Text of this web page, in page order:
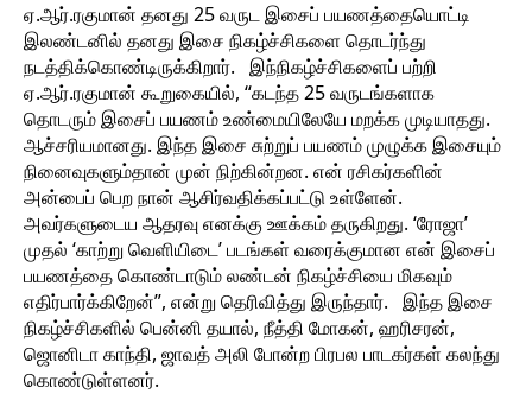
ஏ.ஆர்.ரகுமான் தனது 25 வருட இசைப் பயணத்தையொட்டி
இலண்டனில் தனது இசை நிகழ்ச்சிகளை தொடர்ந்து
நடத்திக்கொண்டிருக்கிறார். இந்நிகழ்ச்சிகளைப் பற்றி
ஏ.ஆர்.ரகுமான் கூறுகையில், “கடந்த 25 வருடங்களாக
தொடரும் இசைப் பயணம் உண்மையிலேயே மறக்க முடியாதது.
ஆச்சரியமானது. இந்த இசை சுற்றுப் பயணம் முழுக்க இசையும்
நினைவுகளும்தான் முன் நிற்கின்றன. என் ரசிகர்களின்
அன்பைப் பெற நான் ஆசிர்வதிக்கப்பட்டு உள்ளேன்.
அவர்களுடைய ஆதரவு எனக்கு ஊக்கம் தருகிறது. ‘ரோஜா’
முதல் ‘காற்று வெளியிடை’ படங்கள் வரைக்குமான என் இசைப்
பயணத்தை கொண்டாடும் லண்டன் நிகழ்ச்சியை மிகவும்
எதிர்பார்க்கிறேன்”, என்று தெரிவித்து இருந்தார். இந்த இசை
நிகழ்ச்சிகளில் பென்னி தயால், நீத்தி மோகன், ஹரிசரன்,
ஜொனிடா காந்தி, ஜாவத் அலி போன்ற பிரபல பாடகர்கள் கலந்து
கொண்டுள்ளனர்.